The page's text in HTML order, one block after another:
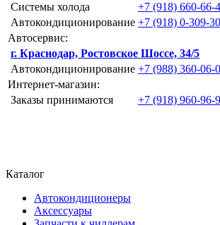
Системы холода
+7 (918) 660-66-
Автокондиционирование +7 (918) 0-309-
Автосервис:
г. Краснодар, Ростовское Шоссе, 34/5
Автокондиционирование +7 (988) 360-06-
Интернет-магазин:
Заказы принимаются
+7 (918) 960-96-
Каталог
Автокондиционеры
Аксессуары